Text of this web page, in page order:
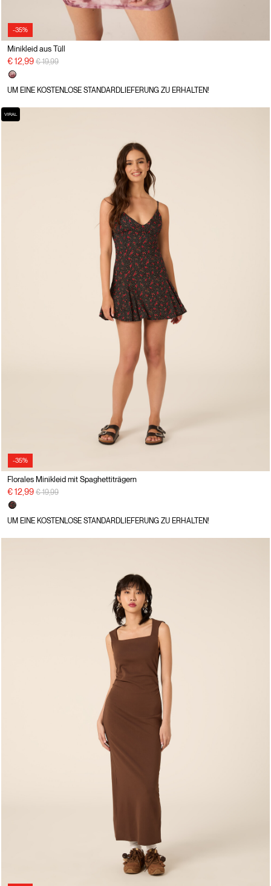
-35%
Minikleid aus Tüll
€ 12,99 Preisreduzierung von
€ 19,99auf
UM EINE KOSTENLOSE STANDARDLIEFERUNG ZU ERHALTEN!
-35%
VIRAL
Florales Minikleid mit Spaghettiträgern
€ 12,99 Preisreduzierung von
€ 19,99auf
UM EINE KOSTENLOSE STANDARDLIEFERUNG ZU ERHALTEN!